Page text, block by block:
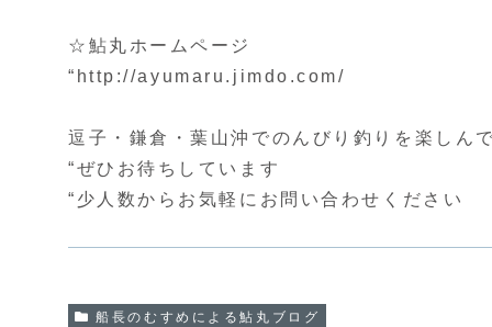
☆鮎丸ホームページ
“http://ayumaru.jimdo.com/
逗子・鎌倉・葉山沖でのんびり釣りを楽しん
“ぜひお待ちしています
“少人数からお気軽にお問い合わせください
船長のむすめによる鮎丸ブログ